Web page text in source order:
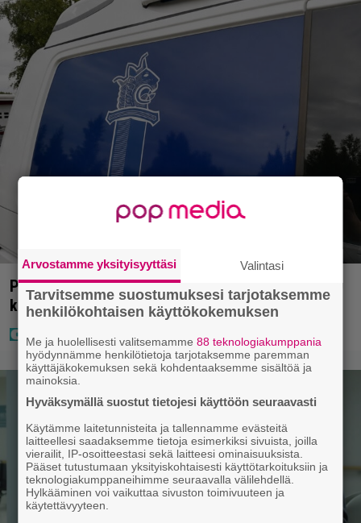
Poliisilla tehovalvonta – tästä kysymys ja näin
kauan kestää
Arvostamme yksityisyyttäsi Valintasi
Tarvitsemme suostumuksesi tarjotaksemme
henkilökohtaisen käyttökokemuksen
Me ja huolellisesti valitsemamme88 teknologiakumppania
hyödynnämme henkilötietoja tarjotaksemme paremman
käyttäjäkokemuksen sekä kohdentaaksemme sisältöä ja
mainoksia.
Hyväksymällä suostut tietojesi käyttöön seuraavasti
Käytämme laitetunnisteita ja tallennamme evästeitä
laitteellesi saadaksemme tietoja esimerkiksi sivuista, joilla
vierailit, IP-osoitteestasi sekä laitteesi ominaisuuksista.
Pääset tutustumaan yksityiskohtaisesti käyttötarkoituksiin ja
teknologiakumppaneihimme seuraavalla välilehdellä.
Hylkääminen voi vaikuttaa sivuston toimivuuteen ja
käytettävyyteen.